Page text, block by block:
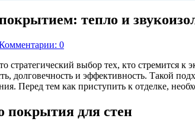
тепло и
0
выбор тех, кто стремится к
долговечность и эффективность. Такой
Перед тем как приступить к отделке,
покрытия для стен